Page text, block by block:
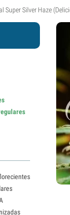
Super Silver Haze